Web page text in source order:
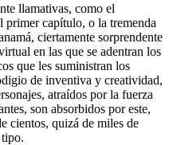
llamativas, como el
capítulo, o la tremenda
ciertamente sorprendente
en las que se adentran los
que les suministran los
de inventiva y creatividad,
atraídos por la fuerza
son absorbidos por este,
cientos, quizá de miles de